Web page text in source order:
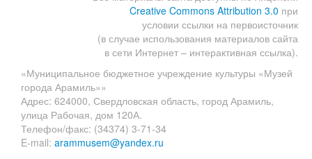
Creative Commons Attribution 3.0 при
условии ссылки на первоисточник
(в случае использования материалов сайта
в сети Интернет – интерактивная ссылка).
«Муниципальное бюджетное учреждение культуры «Музей
города Арамиль»»
Адрес: 624000, Свердловская область, город Арамиль,
улица Рабочая, дом 120А.
Телефон/факс: (34374) 3-71-34
E-mail: arammusem@yandex.ru